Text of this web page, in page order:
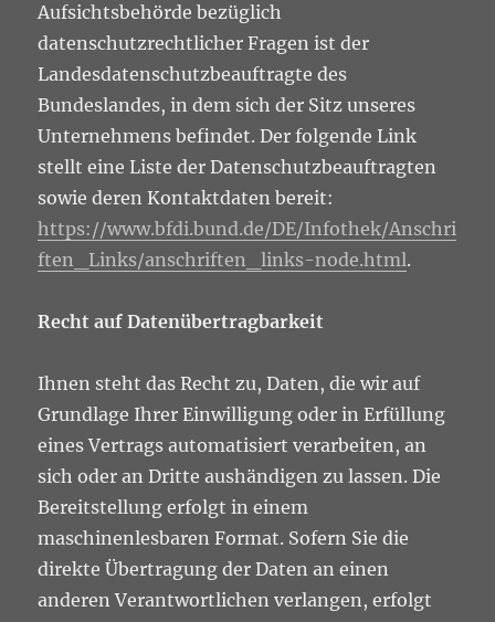
Aufsichtsbehörde bezüglich
datenschutzrechtlicher Fragen ist der
Landesdatenschutzbeauftragte des
Bundeslandes, in dem sich der Sitz unseres
Unternehmens befindet. Der folgende Link
stellt eine Liste der Datenschutzbeauftragten
sowie deren Kontaktdaten bereit:
https://www.bfdi.bund.de/DE/Infothek/Anschri
ften_Links/anschriften_links-node.html.
Recht auf Datenübertragbarkeit
Ihnen steht das Recht zu, Daten, die wir auf
Grundlage Ihrer Einwilligung oder in Erfüllung
eines Vertrags automatisiert verarbeiten, an
sich oder an Dritte aushändigen zu lassen. Die
Bereitstellung erfolgt in einem
maschinenlesbaren Format. Sofern Sie die
direkte Übertragung der Daten an einen
anderen Verantwortlichen verlangen, erfolgt